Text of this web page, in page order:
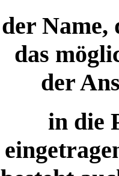
der Name,
das
der
in die